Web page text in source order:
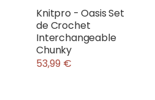
Knitpro - Oasis Set
de Crochet
Interchangeable
Chunky
53,99 €